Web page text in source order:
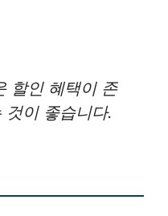
할인 혜택이 존
것이 좋습니다.